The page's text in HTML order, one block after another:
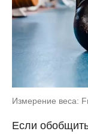
Измерение веса:
Если